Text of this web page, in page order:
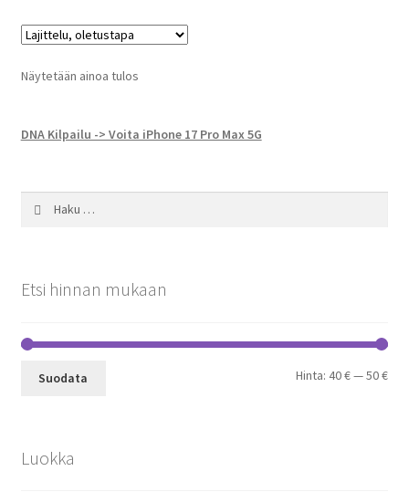
Näytetään ainoa tulos
DNA Kilpailu -> Voita iPhone 17 Pro Max 5G
Etsi hinnan mukaan
Suodata Hinta:40 €—50 €
Luokka